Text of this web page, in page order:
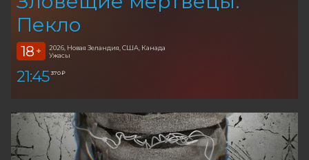
Пекло
18 +
2026, Новая Зеландия, США, Канада
Ужасы
21:45 370 ₽